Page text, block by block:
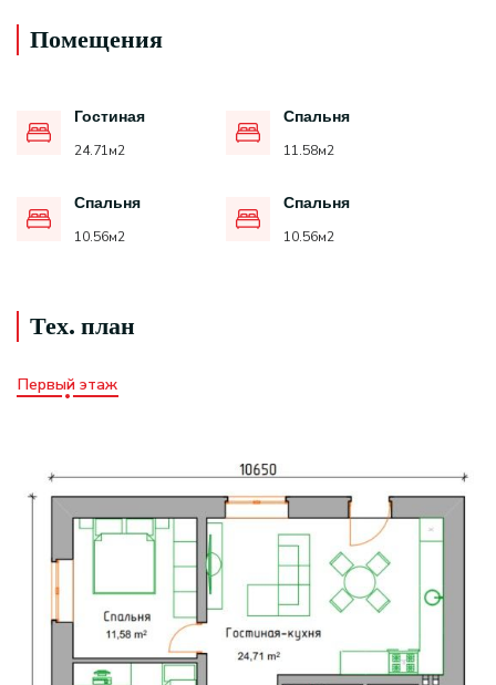
Помещения
Гостиная
24.71м2
Спальня
11.58м2
Спальня
10.56м2
Спальня
10.56м2
Тех. план
Первый этаж